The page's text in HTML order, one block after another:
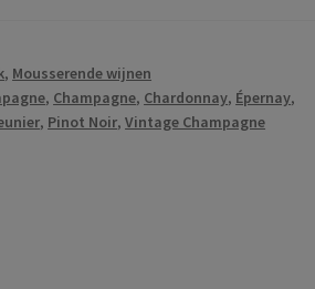
, Mousserende wijnen
, Champagne, Chardonnay, Épernay,
, Pinot Noir,Vintage Champagne